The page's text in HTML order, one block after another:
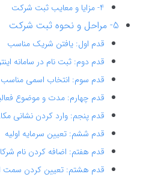
4- مزایا و معایب ثبت شرکت
5- مراحل و نحوه ثبت شرکت
قدم اول: یافتن شریک مناسب
قدم دوم: ثبت نام در سامانه
قدم سوم: انتخاب اسمی
قدم چهارم: مدت و موضوع
قدم پنجم: وارد کردن نشانی
قدم ششم: تعیین سرمایه اولیه
قدم هفتم: اضافه کردن نام شرکا
قدم هشتم: تعیین کردن سمت